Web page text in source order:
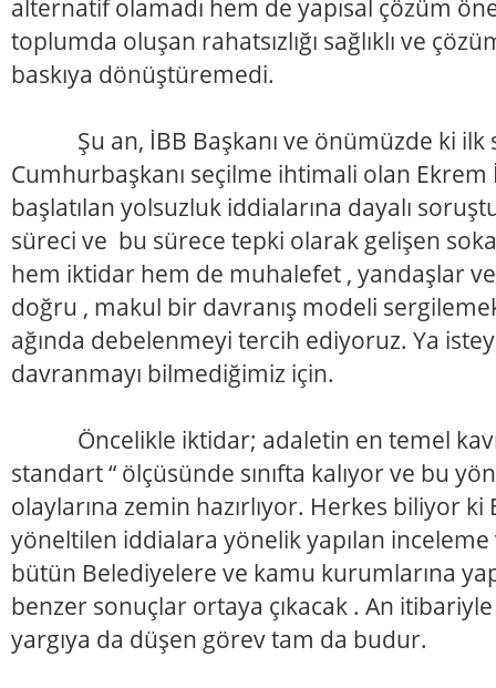
alternatif olamadı hem de yapısal çözüm
toplumda oluşan rahatsızlığı sağlıklı ve
baskıya dönüştüremedi.
Şu an, İBB Başkanı ve önümüzde ki ilk
Cumhurbaşkanı seçilme ihtimali olan Ekrem
başlatılan yolsuzluk iddialarına dayalı
süreci ve bu sürece tepki olarak gelişen
hem iktidar hem de muhalefet , yandaşlar ve
doğru , makul bir davranış modeli
ağında debelenmeyi tercih ediyoruz. Ya
davranmayı bilmediğimiz için.
Öncelikle iktidar; adaletin en temel
standart “ ölçüsünde sınıfta kalıyor ve bu
olaylarına zemin hazırlıyor. Herkes biliyor
yöneltilen iddialara yönelik yapılan
bütün Belediyelere ve kamu kurumlarına
benzer sonuçlar ortaya çıkacak . An itibariyle
yargıya da düşen görev tam da budur.